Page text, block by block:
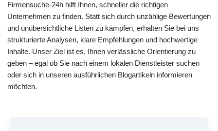
Firmensuche-24h hilft Ihnen, schneller die richtigen
Unternehmen zu finden. Statt sich durch unzählige Bewertungen
und unübersichtliche Listen zu kämpfen, erhalten Sie bei uns
strukturierte Analysen, klare Empfehlungen und hochwertige
Inhalte. Unser Ziel ist es, Ihnen verlässliche Orientierung zu
geben – egal ob Sie nach einem lokalen Dienstleister suchen
oder sich in unseren ausführlichen Blogartikeln informieren
möchten.